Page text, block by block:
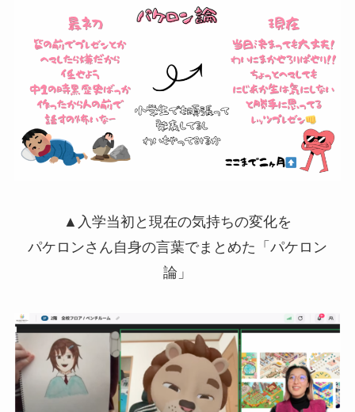
▲入学当初と現在の気持ちの変化を
パケロンさん自身の言葉でまとめた「パケロン
論」